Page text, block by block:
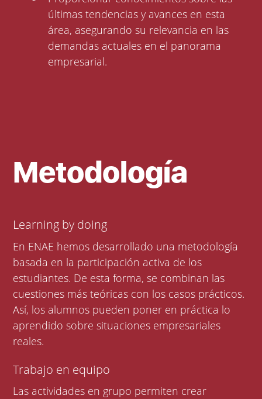
últimas tendencias y avances en esta
área, asegurando su relevancia en las
demandas actuales en el panorama
empresarial.
Metodología
Learning by doing
En ENAE hemos desarrollado una metodología
basada en la participación activa de los
estudiantes. De esta forma, se combinan las
cuestiones más teóricas con los casos prácticos.
Así, los alumnos pueden poner en práctica lo
aprendido sobre situaciones empresariales
reales.
Trabajo en equipo
Las actividades en grupo permiten crear